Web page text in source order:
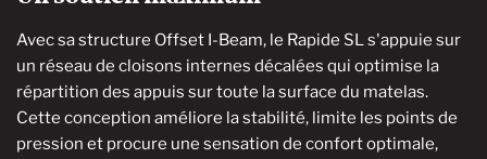
Avec sa structure Offset I-Beam, le Rapide SL s'appuie sur
un réseau de cloisons internes décalées qui optimise la
répartition des appuis sur toute la surface du matelas.
Cette conception améliore la stabilité, limite les points de
pression et procure une sensation de confort optimale,